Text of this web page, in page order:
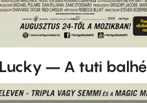
– A tuti balhé